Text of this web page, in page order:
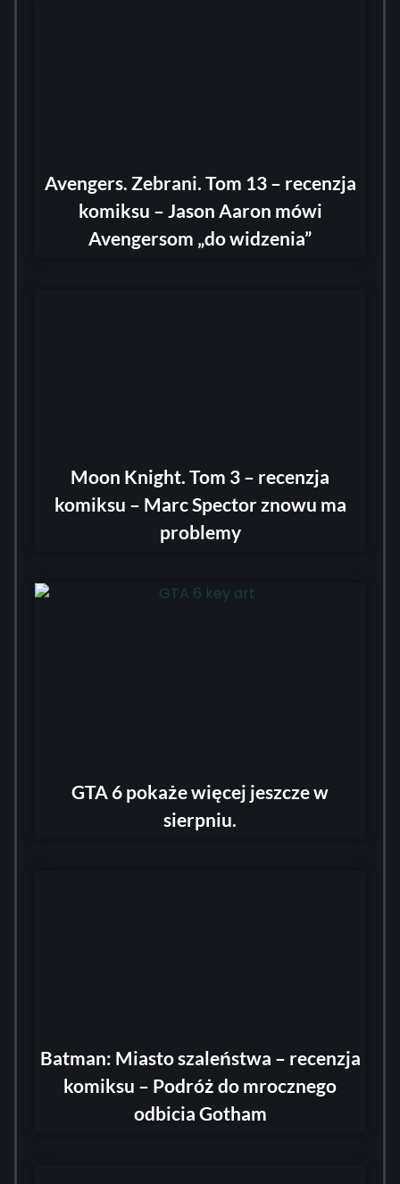
Avengers. Zebrani. Tom 13 – recenzja
komiksu – Jason Aaron mówi
Avengersom „do widzenia”
Moon Knight. Tom 3 – recenzja
komiksu – Marc Spector znowu ma
problemy
GTA 6 pokaże więcej jeszcze w
sierpniu.
Batman: Miasto szaleństwa – recenzja
komiksu – Podróż do mrocznego
odbicia Gotham